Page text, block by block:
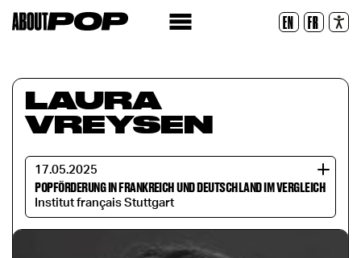
EN FR
Zurücksetzen
LAURA
VREYSEN
17.05.2025
POPFÖRDERUNG IN FRANKREICH UND DEUTSCHLAND IM VERGLEICH
Institut français Stuttgart